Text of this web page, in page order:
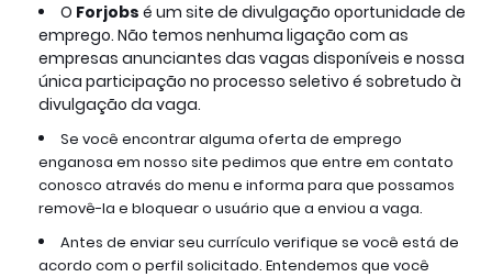
O Forjobs é um site de divulgação oportunidade de
emprego. Não temos nenhuma ligação com as
empresas anunciantes das vagas disponíveis e nossa
única participação no processo seletivo é sobretudo à
divulgação da vaga.
Se você encontrar alguma oferta de emprego
enganosa em nosso site pedimos que entre em contato
conosco através do menu e informa para que possamos
removê-la e bloquear o usuário que a enviou a vaga.
Antes de enviar seu currículo verifique se você está de
acordo com o perfil solicitado. Entendemos que você